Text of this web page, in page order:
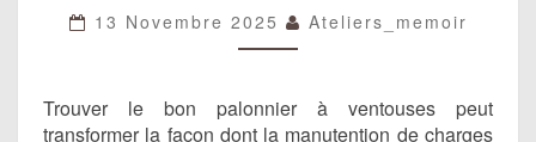
DE
CHARGES
13 Novembre 2025 Ateliers_memoir
Trouver le bon palonnier à ventouses peut
transformer la façon dont la manutention de charges